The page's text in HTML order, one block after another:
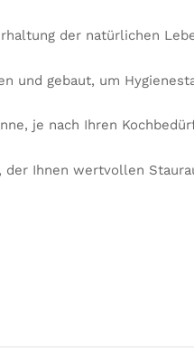
der natürlichen
und gebaut, um
je nach Ihren
der Ihnen wertvollen